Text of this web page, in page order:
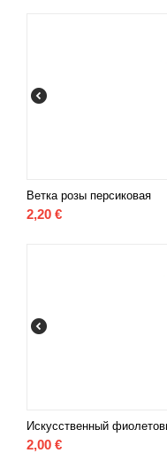
Ветка розы персиковая
2,20 €
Искусственный
2,00 €